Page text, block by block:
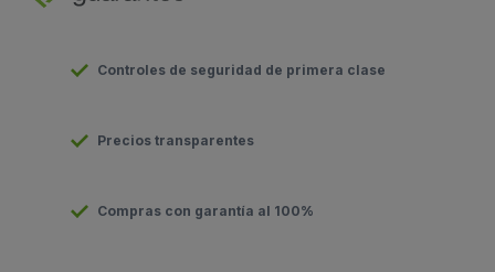
Controles de seguridad de primera clase
Precios transparentes
Compras con garantía al 100%